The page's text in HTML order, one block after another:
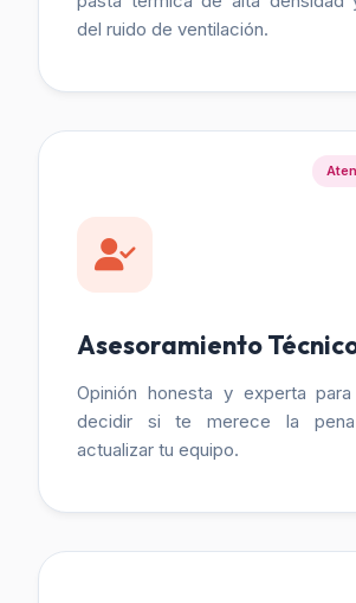
del ruido de ventilación.
Asesoramiento
Opinión honesta y experta
decidir si te merece la
actualizar tu equipo.